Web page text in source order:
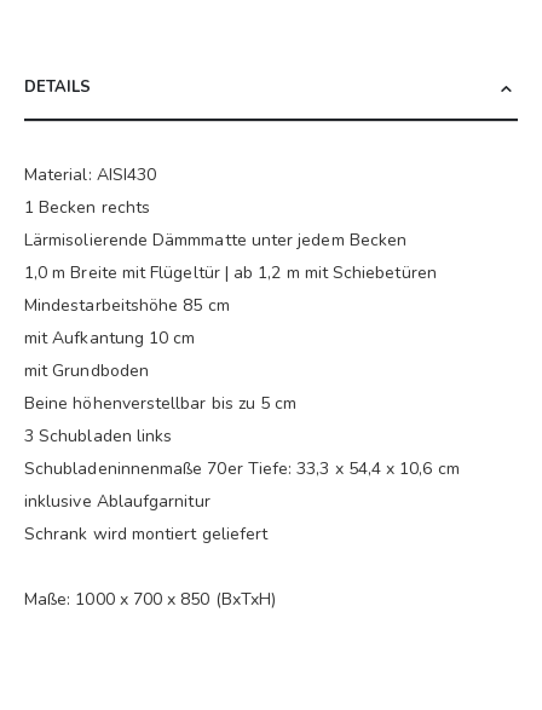
DETAILS
Material: AISI430
1 Becken rechts
Lärmisolierende Dämmmatte unter jedem Becken
1,0 m Breite mit Flügeltür | ab 1,2 m mit Schiebetüren
Mindestarbeitshöhe 85 cm
mit Aufkantung 10 cm
mit Grundboden
Beine höhenverstellbar bis zu 5 cm
3 Schubladen links
Schubladeninnenmaße 70er Tiefe: 33,3 x 54,4 x 10,6 cm
inklusive Ablaufgarnitur
Schrank wird montiert geliefert
Maße: 1000 x 700 x 850 (BxTxH)